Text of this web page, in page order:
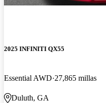
2025 INFINITI QX55
Essential AWD 27,865 millas
Duluth, GA